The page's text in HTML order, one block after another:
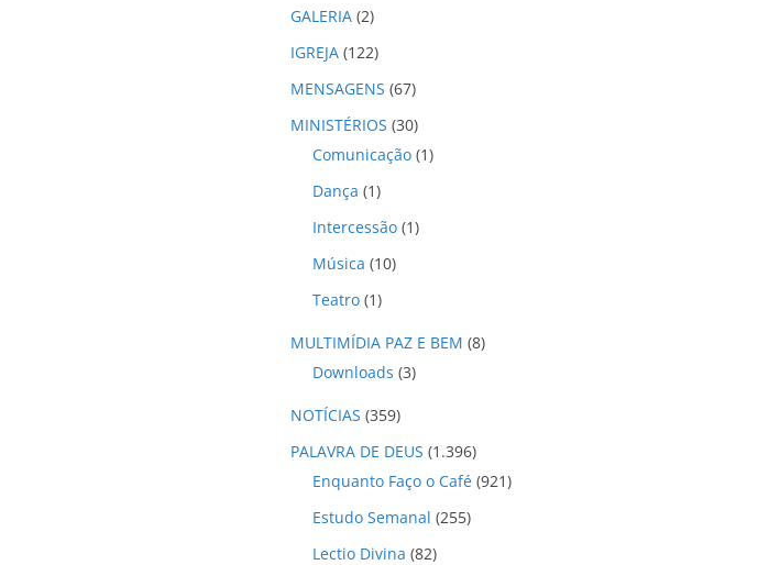
GALERIA (2)
IGREJA (122)
MENSAGENS (67)
MINISTÉRIOS (30)
Comunicação (1)
Dança (1)
Intercessão (1)
Música (10)
Teatro (1)
MULTIMÍDIA PAZ E BEM (8)
Downloads (3)
NOTÍCIAS (359)
PALAVRA DE DEUS (1.396)
Enquanto Faço o Café (921)
Estudo Semanal (255)
Lectio Divina (82)